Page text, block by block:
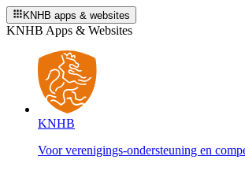
KNHB apps & websites
KNHB Apps & Websites
KNHB
Voor verenigings-ondersteuning en